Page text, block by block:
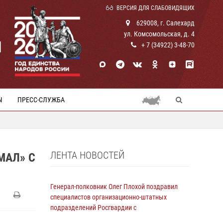
ВЕРСИЯ ДЛЯ СЛАБОВИДЯЩИХ
629008, г. Салехард
ул. Комсомольская, д. 4
+ 7 (34922) 3-48-70
ПРЕСС-СЛУЖБА
С
ЛЕНТА НОВОСТЕЙ
Генерал-полковник Олег Плохой поздравил
специалистов организационно-штатных
подразделений Росгвардии с